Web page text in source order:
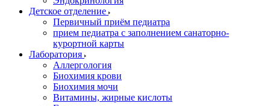
Детское отделение
Первичный приём педиатра
прием педиатра с заполнением санаторно-
курортной карты
Лаборатория
Аллергология
Биохимия крови
Биохимия мочи
Витамины, жирные кислоты